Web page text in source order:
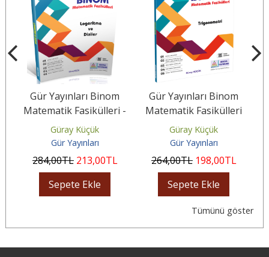
Gür Yayınları Binom
Matematik Fasikülleri -
Logaritma ve Diziler
Güray Küçük
Gür Yayınları
284,00TL 213,00TL
Sepete Ekle
Gür Yayınları Binom
Matematik Fasikülleri
Trigonometri
Güray Küçük
Gür Yayınları
264,00TL 198,00TL
Sepete Ekle
Tümünü göster